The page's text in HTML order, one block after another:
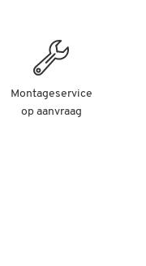
Montageservice
op aanvraag